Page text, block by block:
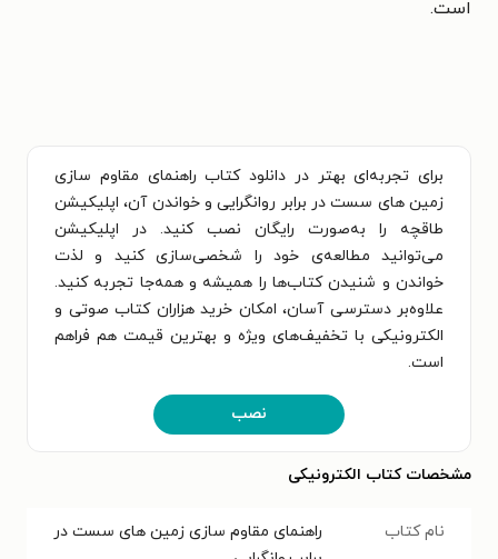
است.
برای تجربه‌ای بهتر در دانلود کتاب راهنمای مقاوم سازی
زمین های سست در برابر روانگرایی و خواندن آن، اپلیکیشن
طاقچه را به‌صورت رایگان نصب کنید. در اپلیکیشن
می‌توانید مطالعه‌ی خود را شخصی‌سازی کنید و لذت
خواندن و شنیدن کتاب‌ها را همیشه و همه‌جا تجربه کنید.
علاوه‌بر دسترسی آسان، امکان خرید هزاران کتاب صوتی و
الکترونیکی با تخفیف‌های ویژه و بهترین قیمت هم فراهم
است.
نصب
مشخصات کتاب الکترونیکی
نام کتاب
راهنمای مقاوم سازی زمین های سست در